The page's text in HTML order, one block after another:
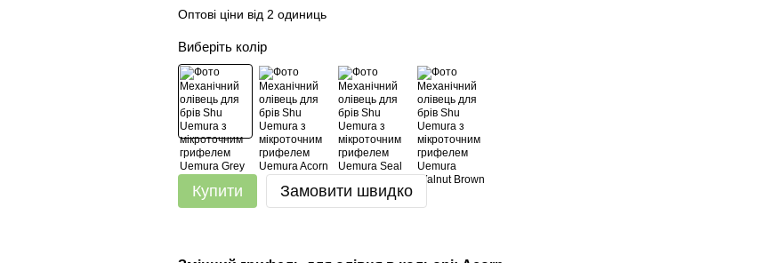
Оптові ціни від 2 одиниць
Виберіть колір
Купити Замовити швидко